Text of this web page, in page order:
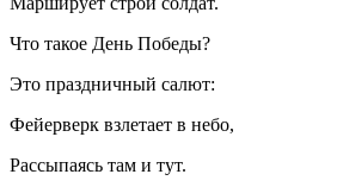
Что такое День Победы?
Это праздничный салют:
Фейерверк взлетает в небо,
Рассыпаясь там и тут.